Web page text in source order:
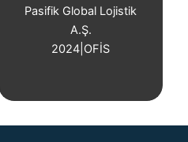
Pasifik Global Lojistik
A.Ş.
2024 OFİS